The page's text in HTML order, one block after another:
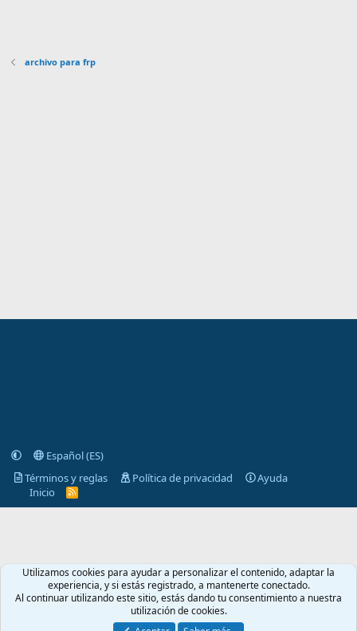
archivo para frp
Español (ES)
Términos y reglas
Política de privacidad
Ayuda
Inicio
R
S
Utilizamos cookies para ayudar a personalizar el contenido, adaptar la
experiencia, y si estás registrado, a mantenerte conectado.
Al continuar utilizando este sitio, estás dando tu consentimiento a nuestra
utilización de cookies.